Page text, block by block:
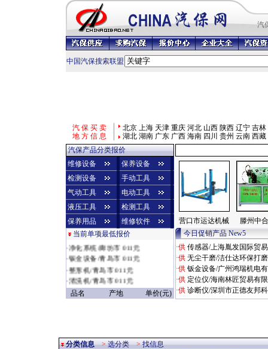
汽
中国汽保搜索联盟
汽 保 买 卖
地 方 信 息
北京 上海 天津 重庆 河北 山西 陕西 辽宁 吉林
湖北 湖南 广东 广西 海南 四川 贵州 云南 西藏
汽保产品分类报价
维修设备
保养设备
检测设备
手动工具
气动工具
电动工具
液压工具
检测工具
保养用品
维修软件
当前单项最低报价
·烤漆房/济南市 010元
·净化系统/廊坊市 011元
·钣金设备/青岛市 011元
整形机/青岛市 011元
· 清洗机/青岛市 011元
·充电机/青岛市 011元
·扳手/赣州市 09028元
1.37953518729114E19元
品名 产地 单价(元)
营口市运达机械
滕州中
今日促销产品 New5
·供 传感器/上海胤发国际贸
·供 无尘干磨/洁仕达环保打
·供 钣金设备/广州鸿瑞机电
·供 定位仪/海南林匠贸易有
·供 诊断仪/深圳市正德友邦
分类信息>选分类>找信息